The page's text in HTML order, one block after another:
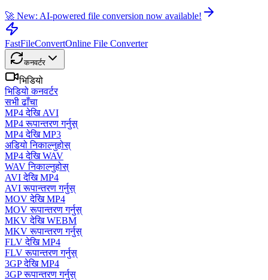
🚀 New: AI-powered file conversion now available!
FastFileConvertOnline File Converter
कनवर्टर
भिडियो
भिडियो कनवर्टर
सभी ढाँचा
MP4 देखि AVI
MP4 रूपान्तरण गर्नुस्
MP4 देखि MP3
अडियो निकाल्नुहोस्
MP4 देखि WAV
WAV निकाल्नुहोस्
AVI देखि MP4
AVI रूपान्तरण गर्नुस्
MOV देखि MP4
MOV रूपान्तरण गर्नुस्
MKV देखि WEBM
MKV रूपान्तरण गर्नुस्
FLV देखि MP4
FLV रूपान्तरण गर्नुस्
3GP देखि MP4
3GP रूपान्तरण गर्नुस्